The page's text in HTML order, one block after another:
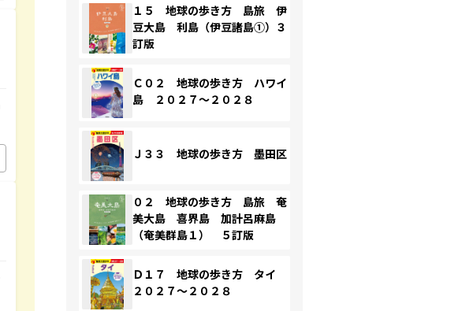
１５ 地球の歩き方 島旅 伊
豆大島 利島（伊豆諸島①）３
訂版
Ｃ０２ 地球の歩き方 ハワイ
島 ２０２７～２０２８
Ｊ３３ 地球の歩き方 墨田区
０２ 地球の歩き方 島旅 奄
美大島 喜界島 加計呂麻島
（奄美群島１） ５訂版
Ｄ１７ 地球の歩き方 タイ
２０２７～２０２８